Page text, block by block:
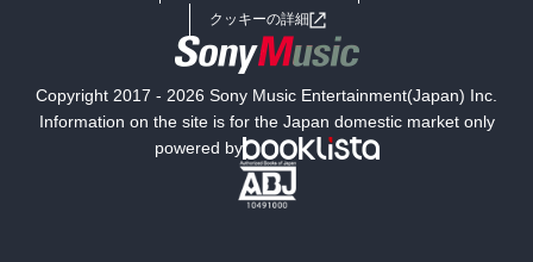
小説
海外小説
ミステリー SF
文学
クッキーの詳細
Copyright 2017 - 2026 Sony Music Entertainment(Japan) Inc.
Information on the site is for the Japan domestic market only
powered by